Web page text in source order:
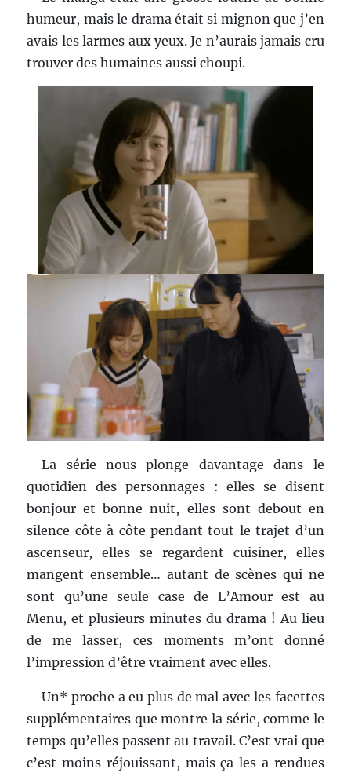
humeur, mais le drama était si mignon que j’en
avais les larmes aux yeux. Je n’aurais jamais cru
trouver des humaines aussi choupi.
La série nous plonge davantage dans le
quotidien des personnages : elles se disent
bonjour et bonne nuit, elles sont debout en
silence côte à côte pendant tout le trajet d’un
ascenseur, elles se regardent cuisiner, elles
mangent ensemble… autant de scènes qui ne
sont qu’une seule case de L’Amour est au
Menu, et plusieurs minutes du drama ! Au lieu
de me lasser, ces moments m’ont donné
l’impression d’être vraiment avec elles.
Un* proche a eu plus de mal avec les facettes
supplémentaires que montre la série, comme le
temps qu’elles passent au travail. C’est vrai que
c’est moins réjouissant, mais ça les a rendues